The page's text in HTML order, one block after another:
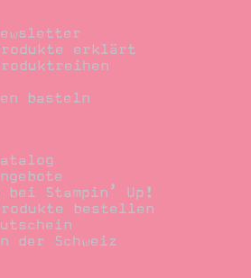
erklärt
basteln
Stampin’ Up!
bestellen
der Schweiz